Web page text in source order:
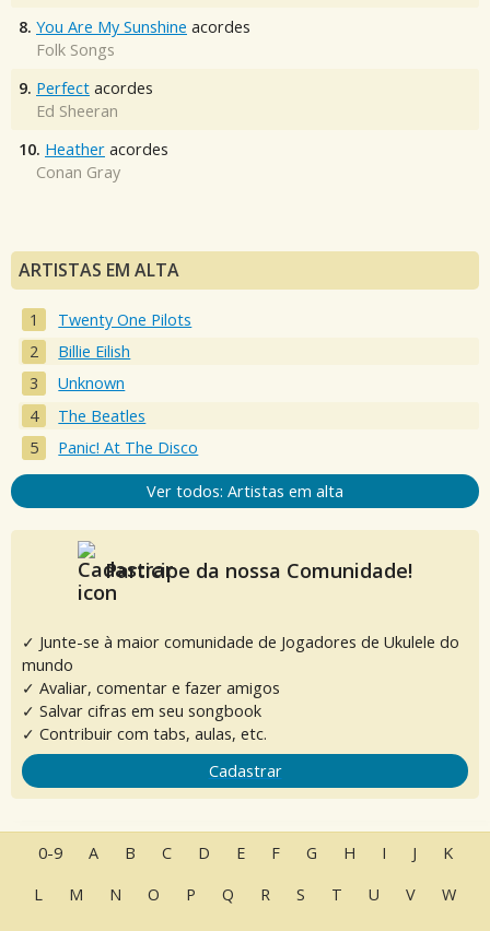
8. You Are My Sunshine acordes
Folk Songs
9. Perfect acordes
Ed Sheeran
10. Heather acordes
Conan Gray
ARTISTAS EM ALTA
Twenty One Pilots
Billie Eilish
Unknown
The Beatles
Panic! At The Disco
Ver todos: Artistas em alta
Participe da nossa Comunidade!
✓ Junte-se à maior comunidade de Jogadores de Ukulele do
mundo
✓ Avaliar, comentar e fazer amigos
✓ Salvar cifras em seu songbook
✓ Contribuir com tabs, aulas, etc.
Cadastrar
0-9 A B C D E F G H I J
K
L
M N O P Q R S T U V
W